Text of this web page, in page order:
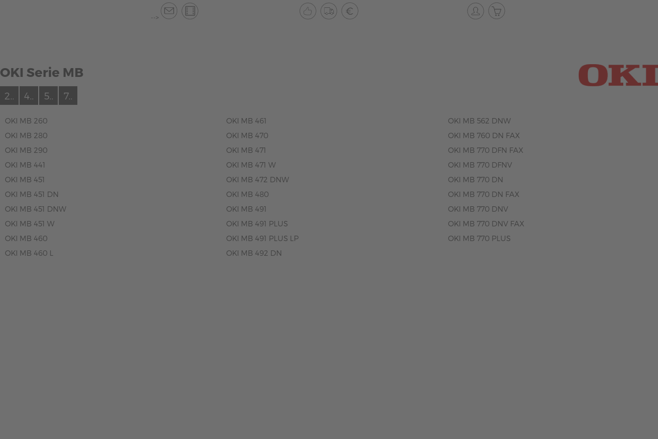
-->
OKI Serie MB
2.. 4.. 5.. 7..
OKI MB 260
OKI MB 280
OKI MB 290
OKI MB 441
OKI MB 451
OKI MB 451 DN
OKI MB 451 DNW
OKI MB 451 W
OKI MB 460
OKI MB 460 L
OKI MB 461
OKI MB 470
OKI MB 471
OKI MB 471 W
OKI MB 472 DNW
OKI MB 480
OKI MB 491
OKI MB 491 PLUS
OKI MB 491 PLUS LP
OKI MB 492 DN
OKI MB 562 DNW
OKI MB 760 DN FAX
OKI MB 770 DFN FAX
OKI MB 770 DFNV
OKI MB 770 DN
OKI MB 770 DN FAX
OKI MB 770 DNV
OKI MB 770 DNV FAX
OKI MB 770 PLUS